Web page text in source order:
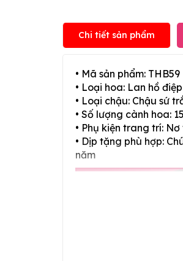
Chi tiết sản phẩm
• Mã sản phẩm: THB59
• Loại hoa: Lan hồ
• Loại chậu: Chậu sứ
• Số lượng cành hoa:
• Phụ kiện trang trí:
• Dịp tặng phù hợp:
năm